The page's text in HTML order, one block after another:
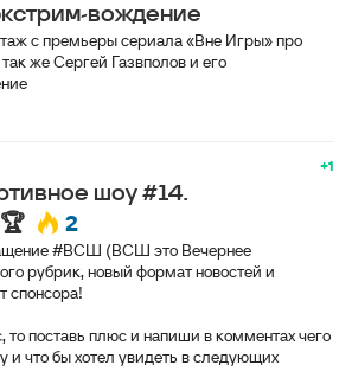
вождение
с премьеры сериала «Вне Игры» про
же Сергей Газвполов и его
+1
шоу #14.
2
#ВСШ (ВСШ это Вечернее
рубрик, новый формат новостей и
спонсора!
то поставь плюс и напиши в комментах чего
и что бы хотел увидеть в следующих